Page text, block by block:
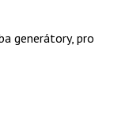
generátory, pro